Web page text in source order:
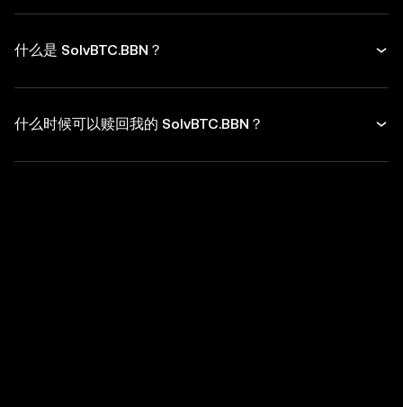
什么是 SolvBTC.BBN？
什么时候可以赎回我的 SolvBTC.BBN？